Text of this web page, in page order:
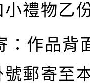
禮物乙
：作品背
號郵寄至